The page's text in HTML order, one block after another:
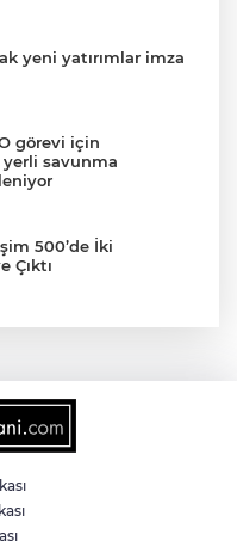
yeni yatırımlar imza
görevi için
yerli savunma
500’de İki
Çıktı
Emekli
7 Ağustos'ta
devam ediyor...